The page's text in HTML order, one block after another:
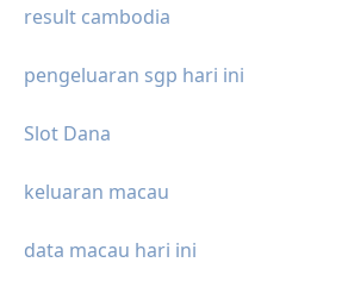
result cambodia
pengeluaran sgp hari ini
Slot Dana
keluaran macau
data macau hari ini